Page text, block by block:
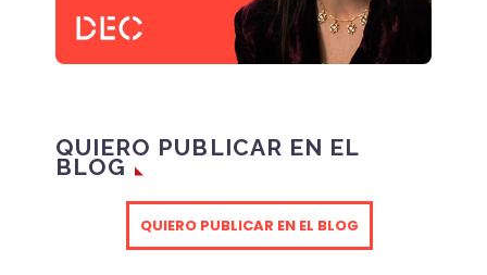
QUIERO PUBLICAR EN EL
BLOG
QUIERO PUBLICAR EN EL BLOG